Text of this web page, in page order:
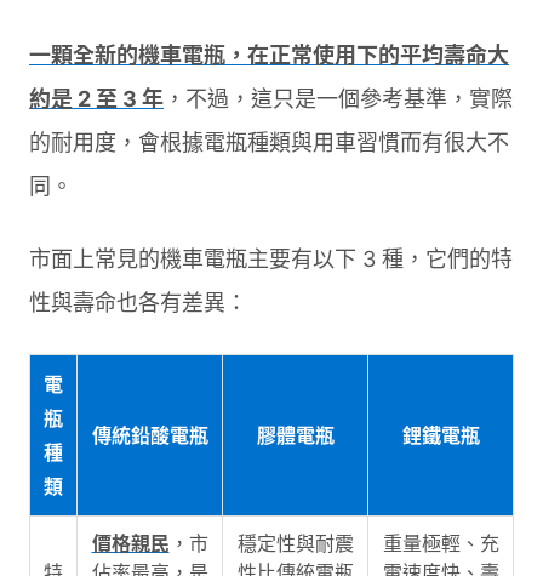
一顆全新的機車電瓶，在正常使用下的平均壽命大
約是 2 至 3 年 ，不過，這只是一個參考基準，實際
的耐用度，會根據電瓶種類與用車習慣而有很大不
同。
市面上常見的機車電瓶主要有以下 3 種，它們的特
性與壽命也各有差異：
電
瓶
種
類
傳統鉛酸電瓶 膠體電瓶 鋰鐵電瓶
價格親民 ，市
穩定性與耐震
重量極輕、充